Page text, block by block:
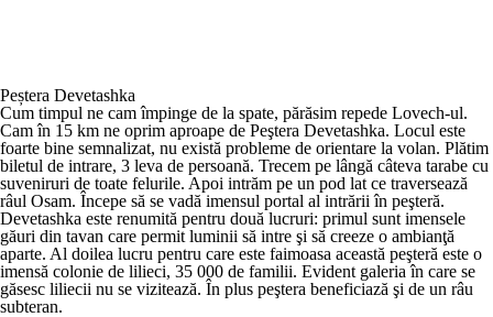
Peștera Devetashka
Cum timpul ne cam împinge de la spate, părăsim repede Lovech-ul.
Cam în 15 km ne oprim aproape de Peştera Devetashka. Locul este
foarte bine semnalizat, nu există probleme de orientare la volan. Plătim
biletul de intrare, 3 leva de persoană. Trecem pe lângă câteva tarabe cu
suveniruri de toate felurile. Apoi intrăm pe un pod lat ce traversează
râul Osam. Începe să se vadă imensul portal al intrării în peşteră.
Devetashka este renumită pentru două lucruri: primul sunt imensele
găuri din tavan care permit luminii să intre şi să creeze o ambianţă
aparte. Al doilea lucru pentru care este faimoasa această peşteră este o
imensă colonie de lilieci, 35 000 de familii. Evident galeria în care se
găsesc liliecii nu se vizitează. În plus peştera beneficiază şi de un râu
subteran.